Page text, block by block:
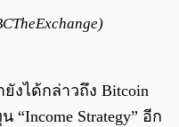
งได้กล่าวถึง Bitcoin
Strategy” อีก